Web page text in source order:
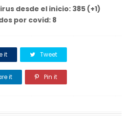
desde el inicio: 385 (+1)
por covid: 8
it Tweet
it Pin it